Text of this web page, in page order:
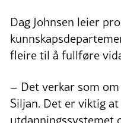
Dag Johnsen leier
fleire til å fullføre
– Det verkar som
Siljan. Det er viktig